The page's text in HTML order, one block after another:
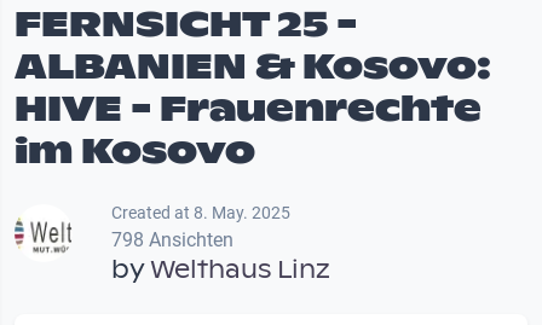
FERNSICHT 25 -
ALBANIEN & Kosovo:
HIVE - Frauenrechte
im Kosovo
Created at 8. May. 2025
798 Ansichten
byWelthaus Linz